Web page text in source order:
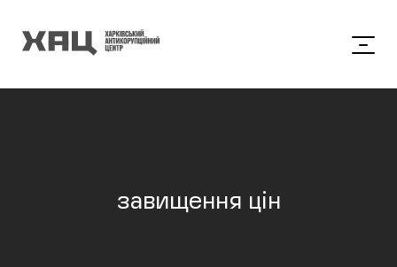
завищення цін